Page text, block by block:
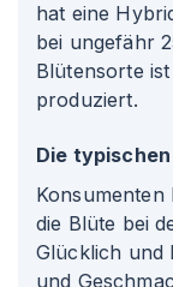
hat eine
bei ungefähr
Blütensorte
produziert.
Die
Konsumenten
die Blüte bei
Glücklich und
und